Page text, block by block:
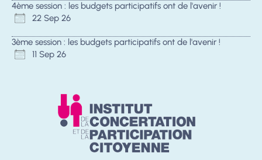
4ème session : les budgets participatifs ont de l'avenir !
22 Sep 26
3ème session : les budgets participatifs ont de l'avenir !
11 Sep 26